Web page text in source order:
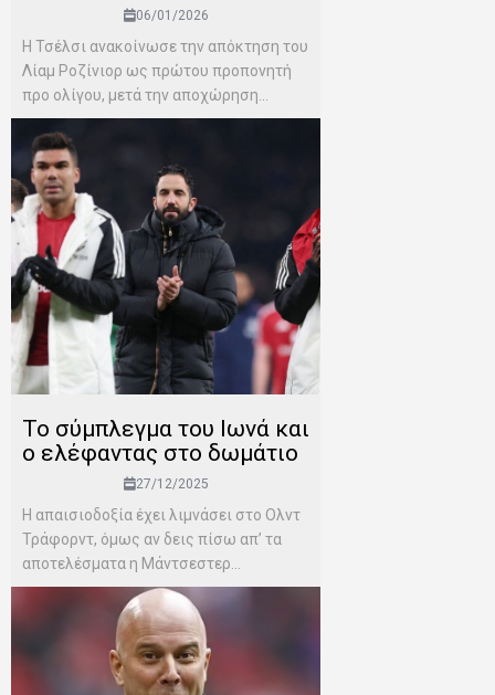
06/01/2026
Η Τσέλσι ανακοίνωσε την απόκτηση του
Λίαμ Ροζίνιορ ως πρώτου προπονητή
προ ολίγου, μετά την αποχώρηση...
Το σύμπλεγμα του Ιωνά και
ο ελέφαντας στο δωμάτιο
27/12/2025
Η απαισιοδοξία έχει λιμνάσει στο Ολντ
Τράφορντ, όμως αν δεις πίσω απ’ τα
αποτελέσματα η Μάντσεστερ...